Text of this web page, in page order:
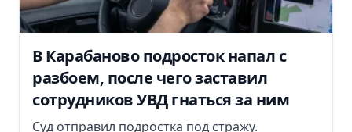
В Карабаново подросток напал с
разбоем, после чего заставил
сотрудников УВД гнаться за ним
Суд отправил подростка под стражу.